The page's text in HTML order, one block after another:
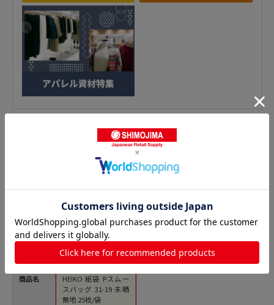
丸紐紙袋の人気商品との比較
商品名
HEIKO 紙袋 Pスムー
スバッグ 31-19 未晒
無地 25枚/袋